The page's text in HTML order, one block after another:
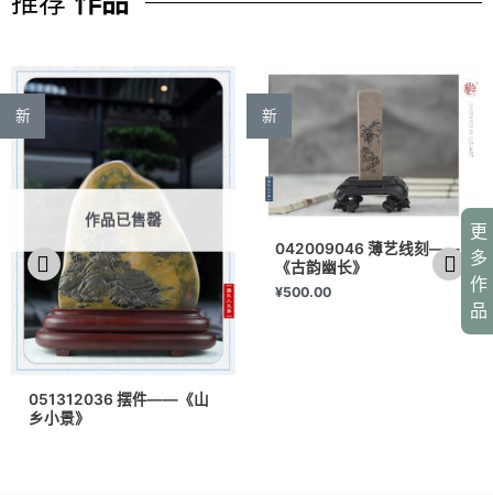
更
多
作
品
新
作品已售罄
051312036 摆件——《山
乡小景》
新
042009046 薄艺线刻——
《古韵幽长》
¥500.00